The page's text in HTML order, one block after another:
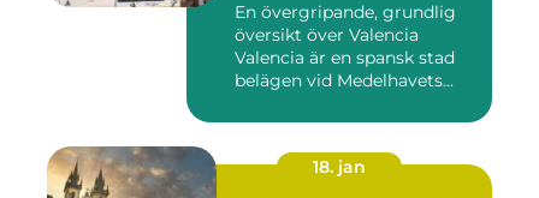
En övergripande, grundlig
översikt över Valencia
Valencia är en spansk stad
belägen vid Medelhavets...
18. jan